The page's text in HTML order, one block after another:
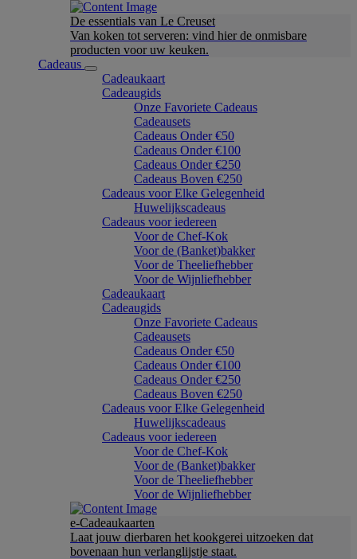
De essentials van Le Creuset
Van koken tot serveren: vind hier de onmisbare
producten voor uw keuken.
Cadeaus
Cadeaukaart
Cadeaugids
Onze Favoriete Cadeaus
Cadeausets
Cadeaus Onder €50
Cadeaus Onder €100
Cadeaus Onder €250
Cadeaus Boven €250
Cadeaus voor Elke Gelegenheid
Huwelijkscadeaus
Cadeaus voor iedereen
Voor de Chef-Kok
Voor de (Banket)bakker
Voor de Theeliefhebber
Voor de Wijnliefhebber
Cadeaukaart
Cadeaugids
Onze Favoriete Cadeaus
Cadeausets
Cadeaus Onder €50
Cadeaus Onder €100
Cadeaus Onder €250
Cadeaus Boven €250
Cadeaus voor Elke Gelegenheid
Huwelijkscadeaus
Cadeaus voor iedereen
Voor de Chef-Kok
Voor de (Banket)bakker
Voor de Theeliefhebber
Voor de Wijnliefhebber
e-Cadeaukaarten
Laat jouw dierbaren het kookgerei uitzoeken dat
bovenaan hun verlanglijstje staat.